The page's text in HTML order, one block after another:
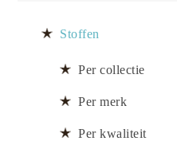
Stoffen
Per collectie
Per merk
Per kwaliteit